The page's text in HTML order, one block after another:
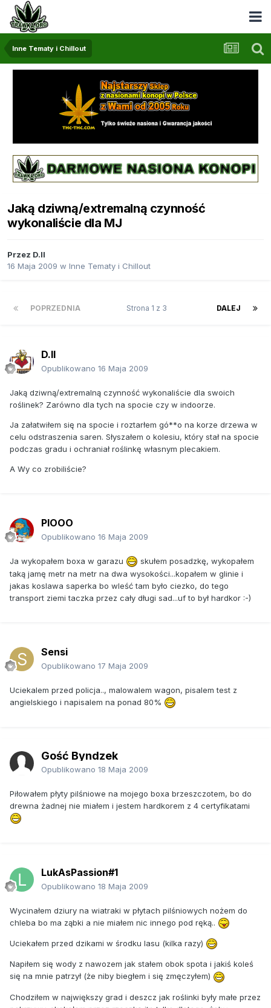
Inne Tematy i Chillout
Jaką dziwną/extremalną czynność
wykonaliście dla MJ
Przez D.II
16 Maja 2009 w Inne Tematy i Chillout
POPRZEDNIA DALEJ
Strona 1 z 3
D.II
Opublikowano 16 Maja 2009
Jaką dziwną/extremalną czynność wykonaliście dla swoich
roślinek? Zarówno dla tych na spocie czy w indoorze.
Ja załatwiłem się na spocie i roztarłem gó**o na korze drzewa w
celu odstraszenia saren. Słyszałem o kolesiu, który stał na spocie
podczas gradu i ochraniał roślinkę własnym plecakiem.
A Wy co zrobiliście?
PIOOO
Opublikowano 16 Maja 2009
Ja wykopałem boxa w garazu
skułem posadzkę, wykopałem
taką jamę metr na metr na dwa wysokości...kopałem w glinie i
jakas koslawa saperka bo wleść tam było ciezko, do tego
transport ziemi taczka przez cały długi sad...uf to był hardkor :-)
Sensi
Opublikowano 17 Maja 2009
Uciekalem przed policja.., malowalem wagon, pisalem test z
angielskiego i napisalem na ponad 80%
Gość Byndzek
Opublikowano 18 Maja 2009
Piłowałem płyty pilśniowe na mojego boxa brzeszczotem, bo do
drewna żadnej nie miałem i jestem hardkorem z 4 certyfikatami
LukAsPassion#1
Opublikowano 18 Maja 2009
Wycinałem dziury na wiatraki w płytach pilśniowych nożem do
chleba bo ma ząbki a nie miałem nic innego pod ręką..
Uciekałem przed dzikami w środku lasu (kilka razy)
Napiłem się wody z nawozem jak stałem obok spota i jakiś koleś
się na mnie patrzył (że niby biegłem i się zmęczyłem)
Chodziłem w największy grad i deszcz jak roślinki były małe przez